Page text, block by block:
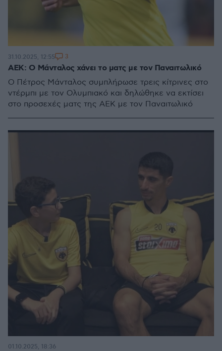
ΑΕΚ: Ο Μάνταλος χάνει το ματς με τον Παναιτωλικό
Ο Πέτρος Μάνταλος συμπλήρωσε τρεις κίτρινες στο
ντέρμπι με τον Ολυμπιακό και δηλώθηκε να εκτίσει
στο προσεχές ματς της ΑΕΚ με τον Παναιτωλικό
31.10.2025, 12:55 3
01.10.2025, 18:36